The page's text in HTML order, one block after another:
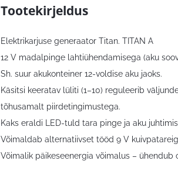
Tootekirjeldus
Elektrikarjuse generaator Titan. TITAN A
12 V madalpinge lahtiühendamisega (aku
Sh. suur akukonteiner 12-voldise aku jaoks.
Käsitsi keeratav lüliti (1–10) reguleerib
tõhusamalt piirdetingimustega.
Kaks eraldi LED-tuld tara pinge ja aku
Võimaldab alternatiivset tööd 9 V
Võimalik päikeseenergia võimalus – ühendub